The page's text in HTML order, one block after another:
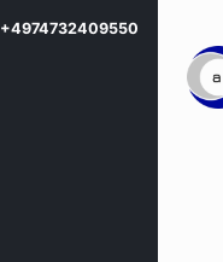
+4974732409550